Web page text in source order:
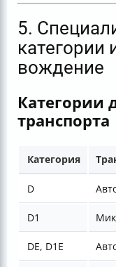
5.
категории
вождение
Категории
транспорта
Категория
D
D1
DE, D1E